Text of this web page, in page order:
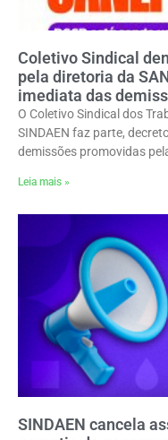
Coletivo Sindical
pela diretoria da
imediata das
O Coletivo Sindical dos
SINDAEN faz parte,
demissões promovidas
Leia mais »
SINDAEN cancela